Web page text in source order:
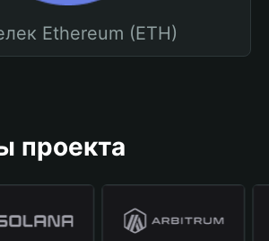
Ethereum (ETH)
проекта